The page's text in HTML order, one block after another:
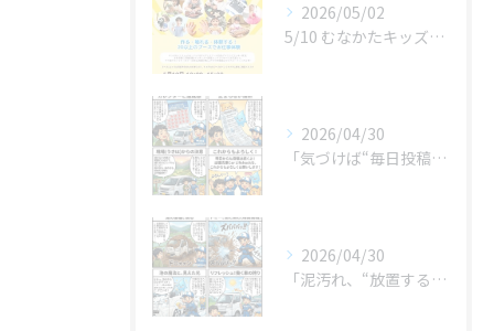
2026/05/02
5/10 むなかたキッズフェスタ 子どものお仕事体験
2026/04/30
「気づけば“毎日投稿”やってました😂」
2026/04/30
「泥汚れ、“放置すると最強クラス”です😇」